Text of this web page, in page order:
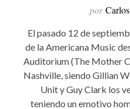
por
El pasado 12 de
de la Americana Music
Auditorium (The Mother
Nashville, siendo Gillian
Unit y Guy Clark los
teniendo un emotivo